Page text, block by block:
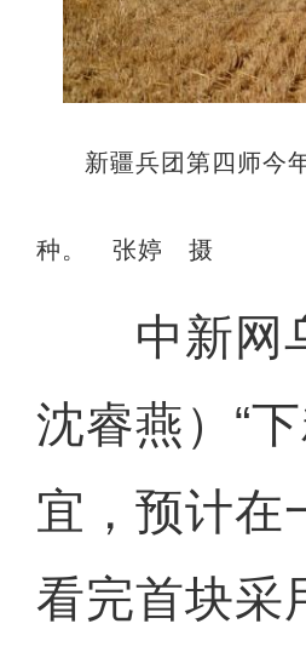
新疆兵团第四师今
种。 张婷 摄
中新网乌
沈睿燕）“
宜，预计在
看完首块采